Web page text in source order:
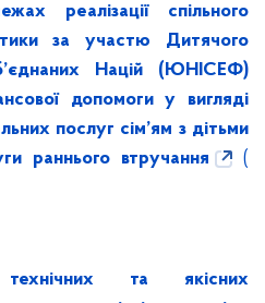
реалізації спільного
за участю Дитячого
Націй (ЮНІСЕФ)
допомоги у вигляді
послуг сім’ям з дітьми
раннього втручання
(
та якісних